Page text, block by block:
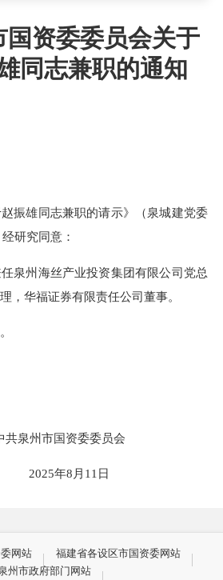
国资委委员会关于
同志兼职的通知
赵振雄同志兼职的请示》 （泉城建党委
研究同意：
泉州海丝产业投资集团有限公司党总
，华福证券有限责任公司董事。
共泉州市国资委委员会
2025年8 月 11 日
网站
福建省各设区市国资委网站
州市政府部门网站